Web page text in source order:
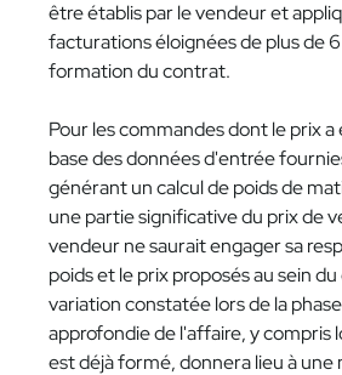
être établis par le vendeur et
facturations éloignées de plus de
formation du contrat.
Pour les commandes dont le prix a
base des données d'entrée
générant un calcul de poids de
une partie significative du prix de
vendeur ne saurait engager sa
poids et le prix proposés au sein
variation constatée lors de la
approfondie de l'affaire, y compris
est déjà formé, donnera lieu à une